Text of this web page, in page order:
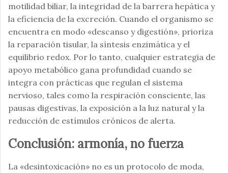
motilidad biliar, la integridad de la barrera hepática y
la eficiencia de la excreción. Cuando el organismo se
encuentra en modo «descanso y digestión», prioriza
la reparación tisular, la síntesis enzimática y el
equilibrio redox. Por lo tanto, cualquier estrategia de
apoyo metabólico gana profundidad cuando se
integra con prácticas que regulan el sistema
nervioso, tales como la respiración consciente, las
pausas digestivas, la exposición a la luz natural y la
reducción de estímulos crónicos de alerta.
Conclusión: armonía, no fuerza
La «desintoxicación» no es un protocolo de moda,